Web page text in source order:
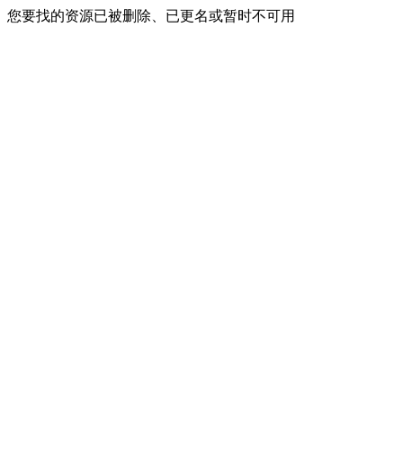
您要找的资源已被删除、已更名或暂时不可用